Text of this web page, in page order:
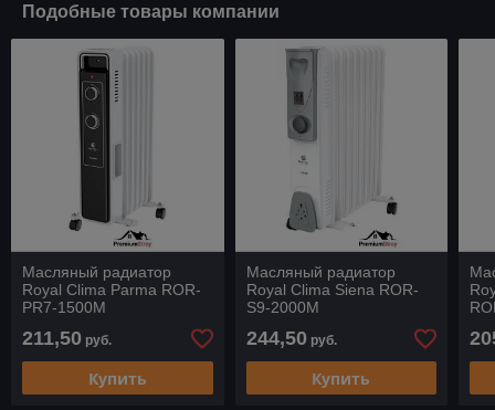
Подобные товары компании
Масляный радиатор
Royal Clima Parma ROR-
PR7-1500M
211,50 руб.
Купить
Масляный радиатор
Royal Clima Siena ROR-
S9-2000M
244,50руб.
Купить